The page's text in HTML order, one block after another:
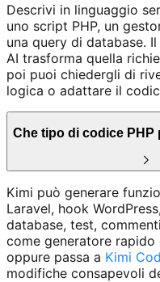
Descrivi in linguaggio
uno script PHP, un
una query di database.
AI trasforma quella
poi puoi chiedergli di
logica o adattare il
Che tipo di codice PHP
Kimi può generare
Laravel, hook
database, test,
come generatore
oppure passa a Kimi
modifiche consapevoli